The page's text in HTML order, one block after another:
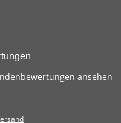
ansehen